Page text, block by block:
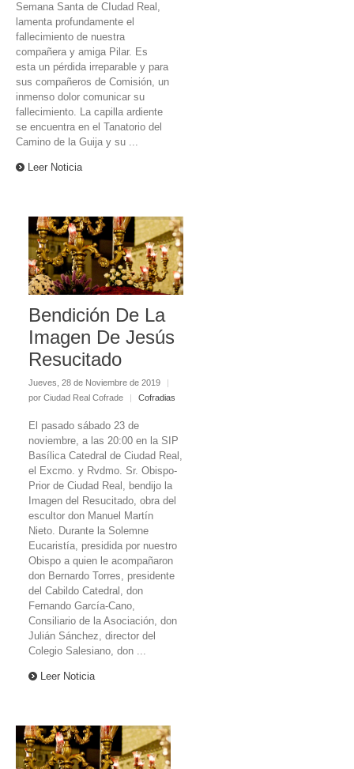
Semana Santa de CIudad Real,
lamenta profundamente el
fallecimiento de nuestra
compañera y amiga Pilar. Es
esta un pérdida irreparable y para
sus compañeros de Comisión, un
inmenso dolor comunicar su
fallecimiento. La capilla ardiente
se encuentra en el Tanatorio del
Camino de la Guija y su ...
Leer Noticia
Bendición De La
Imagen De Jesús
Resucitado
Jueves, 28 de Noviembre de 2019
|
por Ciudad Real Cofrade
| Cofradias
El pasado sábado 23 de
noviembre, a las 20:00 en la SIP
Basílica Catedral de Ciudad Real,
el Excmo. y Rvdmo. Sr. Obispo-
Prior de Ciudad Real, bendijo la
Imagen del Resucitado, obra del
escultor don Manuel Martín
Nieto. Durante la Solemne
Eucaristía, presidida por nuestro
Obispo a quien le acompañaron
don Bernardo Torres, presidente
del Cabildo Catedral, don
Fernando García-Cano,
Consiliario de la Asociación, don
Julián Sánchez, director del
Colegio Salesiano, don ...
Leer Noticia